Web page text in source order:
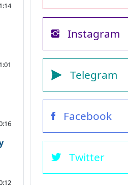
Instagram
Telegram
Facebook
Twitter